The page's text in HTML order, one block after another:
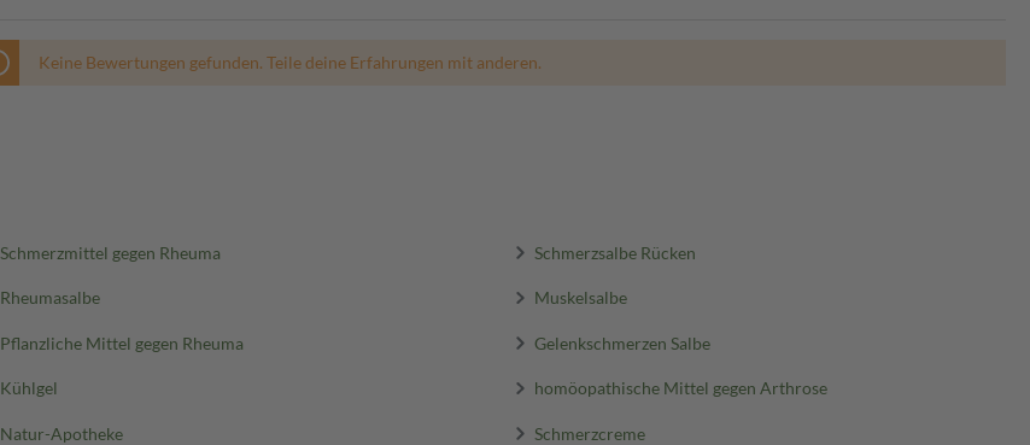
Keine Bewertungen gefunden. Teile deine Erfahrungen mit anderen.
Schmerzmittel gegen Rheuma Schmerzsalbe Rücken
Rheumasalbe Muskelsalbe
Pflanzliche Mittel gegen Rheuma Gelenkschmerzen Salbe
Kühlgel homöopathische Mittel gegen Arthrose
Natur-Apotheke Schmerzcreme